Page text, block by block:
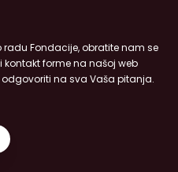
radu Fondacije, obratite nam se
forme na našoj web
na sva Vaša pitanja.